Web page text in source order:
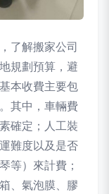
，了解搬家公司
規劃預算，避
本收費主要包
中，車輛費
定；人工裝
難度以及是否
來計費；
氣泡膜、膠